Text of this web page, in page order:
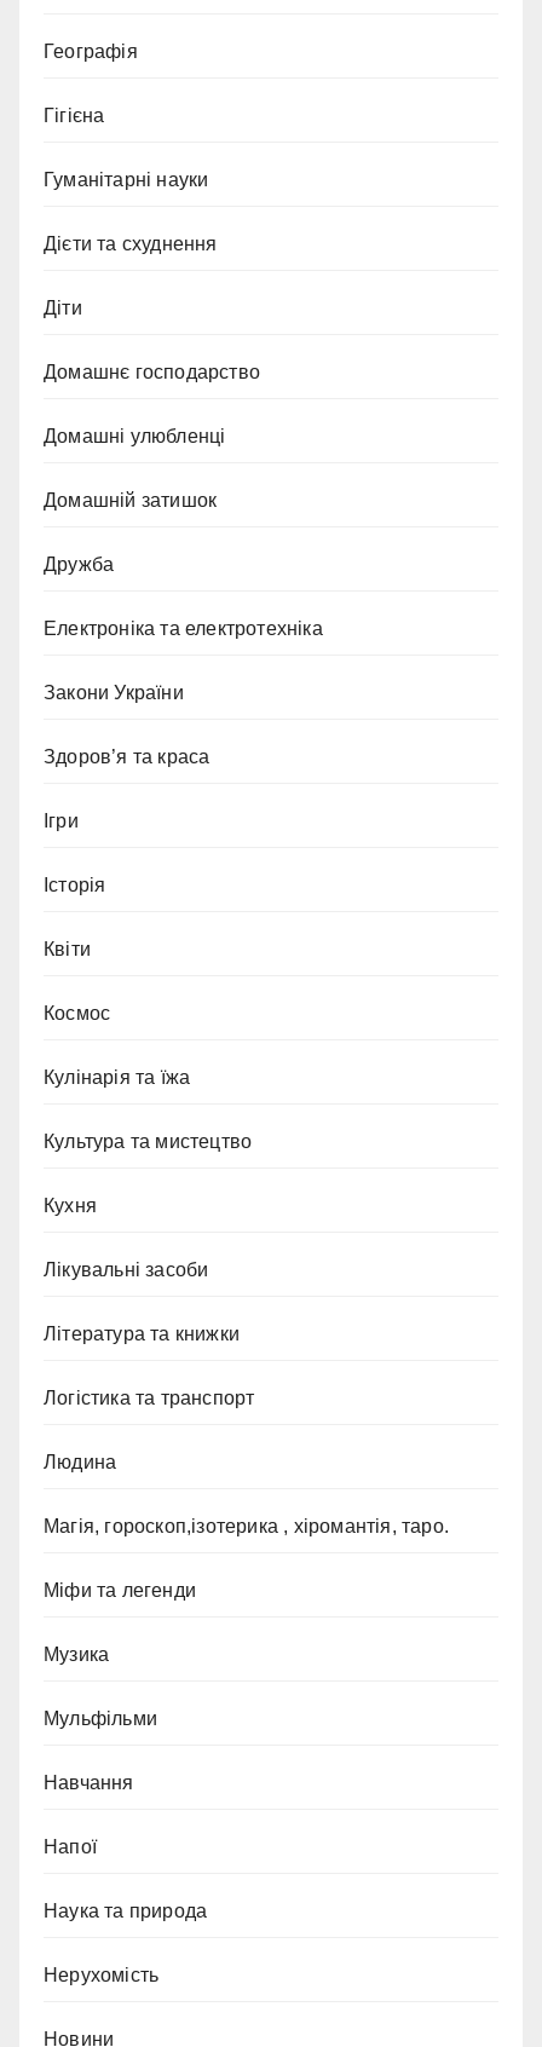
Географія
Гігієна
Гуманітарні науки
Дієти та схуднення
Діти
Домашнє господарство
Домашні улюбленці
Домашній затишок
Дружба
Електроніка та електротехніка
Закони України
Здоров’я та краса
Ігри
Історія
Квіти
Космос
Кулінарія та їжа
Культура та мистецтво
Кухня
Лікувальні засоби
Література та книжки
Логістика та транспорт
Людина
Магія, гороскоп,ізотерика , хіромантія, таро.
Міфи та легенди
Музика
Мульфільми
Навчання
Напої
Наука та природа
Нерухомість
Новини